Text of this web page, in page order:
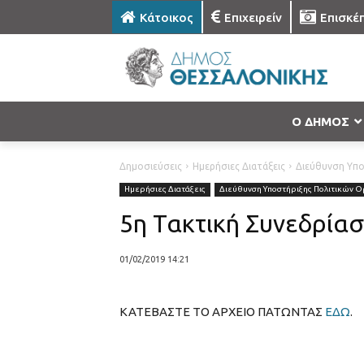
Κάτοικος Επιχειρείν
Ο ΔΗΜΟΣ
Δημοσιεύσεις Ημερήσιες Διατάξεις Διεύθυνση
Ημερήσιες Διατάξεις Διεύθυνση Υποστήριξης Πολιτικών
5η Τακτική
01/02/2019 14:21
ΚΑΤΕΒΑΣΤΕ ΤΟ ΑΡΧΕΙΟ ΠΑΤΩΝΤΑΣ ΕΔΩ.